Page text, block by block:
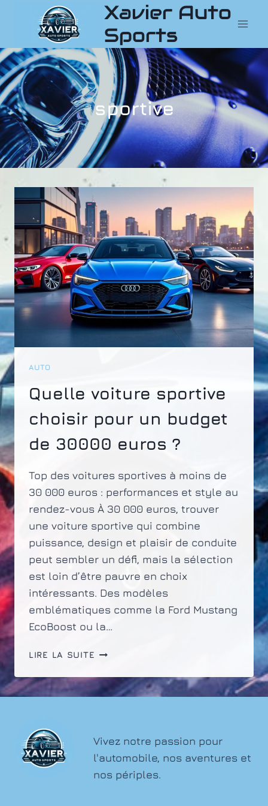
contenu
Xavier Auto
Sports
sportive
AUTO
Quelle voiture sportive
choisir pour un budget
de 30000 euros ?
Top des voitures sportives à moins de
30 000 euros : performances et style au
rendez-vous À 30 000 euros, trouver
une voiture sportive qui combine
puissance, design et plaisir de conduite
peut sembler un défi, mais la sélection
est loin d’être pauvre en choix
intéressants. Des modèles
emblématiques comme la Ford Mustang
EcoBoost ou la…
LIRE LA SUITE QUELLE
SPORTIVE
CHOISIR
30000
EUROS
Vivez notre passion pour
l'automobile, nos aventures et
nos périples.